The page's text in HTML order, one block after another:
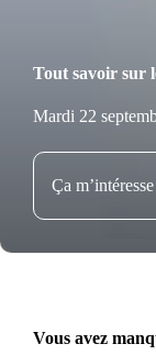
Tout savoir sur
Mardi 22
Ça m’intéresse
Vous avez